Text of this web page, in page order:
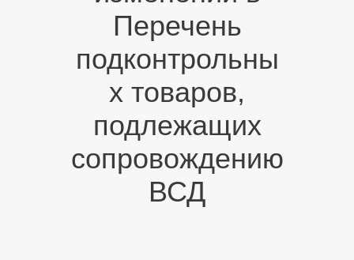
Перечень
подконтрольны
х товаров,
подлежащих
сопровождению
ВСД
ПРОДУКТЫ
НОВОСТИ
КАРЬЕРА
ПАРТНЕРЫ
КОНТАКТЫ